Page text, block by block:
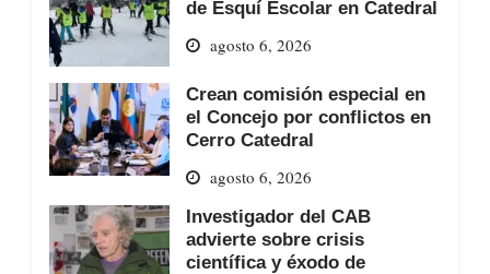
de Esquí Escolar en Catedral
agosto 6, 2026
Crean comisión especial en
el Concejo por conflictos en
Cerro Catedral
agosto 6, 2026
Investigador del CAB
advierte sobre crisis
científica y éxodo de